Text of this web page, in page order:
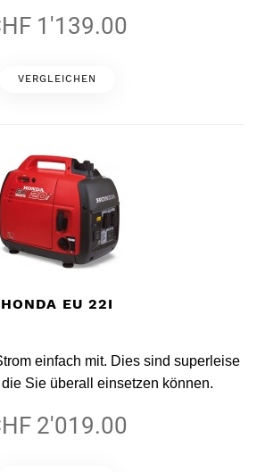
1'139.00
VERGLEICHEN
HONDA EU 22I
einfach mit. Dies sind superleise
Sie überall einsetzen können.
2'019.00